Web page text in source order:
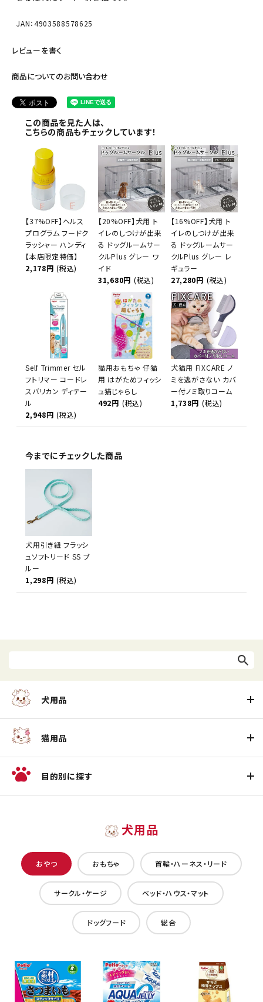
JAN：4903588578625
レビューを書く
商品についてのお問い合わせ
この商品を見た人は、
こちらの商品もチェックしています！
【37%OFF】ヘルス
プログラム フードク
ラッシャー ハンディ
【本店限定特価】
2,178円 (税込)
【20%OFF】犬用 ト
イレのしつけが出来
る ドッグルームサー
クルPlus グレー ワ
イド
31,680円 (税込)
【16%OFF】犬用 ト
イレのしつけが出来
る ドッグルームサー
クルPlus グレー レ
ギュラー
27,280円 (税込)
Self Trimmer セル
フトリマー コードレ
スバリカン ディテー
ル
2,948円 (税込)
猫用おもちゃ 仔猫
用 はがためフィッシ
ュ猫じゃらし
492円 (税込)
犬猫用 FIXCARE ノ
ミを逃がさない カバ
ー付ノミ取りコーム
1,738円 (税込)
今までにチェックした商品
犬用引き紐 フラッシ
ュソフトリード SS ブ
ルー
1,298円 (税込)
犬用品
猫用品
目的別に探す
犬用品
おやつ おもちゃ 首輪・ハーネス・リード
サークル・ケージ ベッド・ハウス・マット
ドッグフード 総合